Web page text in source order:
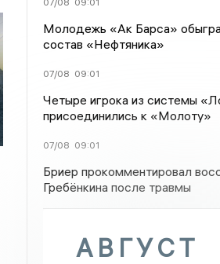
Молодежь «Ак Барса»
состав «Нефтяника»
07/08 09:01
Четыре игрока из системы
присоединились к «Молоту»
07/08 09:01
Бриер прокомментировал
Гребёнкина после травмы
АВГУСТ